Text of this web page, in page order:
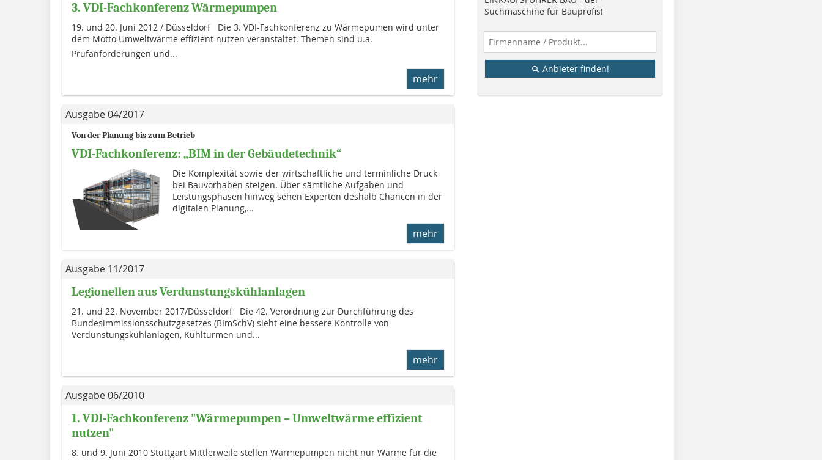
3. VDI-Fachkonferenz Wärmepumpen
19. und 20. Juni 2012 / Düsseldorf Die 3. VDI-Fachkonferenz zu Wärmepumen wird unter
dem Motto Umweltwärme effizient nutzen veranstaltet. Themen sind u.a.
Prüfanforderungen und...
mehr
Ausgabe 04/2017
Von der Planung bis zum Betrieb
VDI-Fachkonferenz: „BIM in der Gebäudetechnik“
Die Komplexität sowie der wirtschaftliche und terminliche Druck
bei Bauvorhaben steigen. Über sämtliche Aufgaben und
Leistungsphasen hinweg sehen Experten deshalb Chancen in der
digitalen Planung,...
mehr
Ausgabe 11/2017
Legionellen aus Verdunstungskühlanlagen
21. und 22. November 2017/Düsseldorf Die 42. Verordnung zur Durchführung des
Bundesimmissionsschutzgesetzes (BImSchV) sieht eine bessere Kontrolle von
Verdunstungskühlanlagen, Kühltürmen und...
mehr
Ausgabe 06/2010
1. VDI-Fachkonferenz "Wärmepumpen – Umweltwärme effizient
nutzen"
8. und 9. Juni 2010 Stuttgart Mittlerweile stellen Wärmepumpen nicht nur Wärme für die
Suchmaschine für Bauprofis!
Anbieter finden!